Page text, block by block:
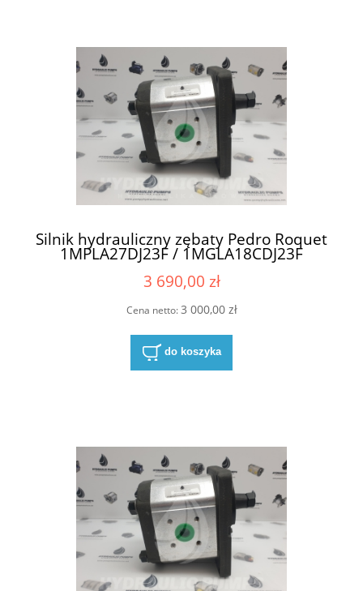
Silnik hydrauliczny zębaty Pedro Roquet
1MPLA27DJ23F / 1MGLA18CDJ23F
3 690,00 zł
Cena netto:3 000,00 zł
do koszyka